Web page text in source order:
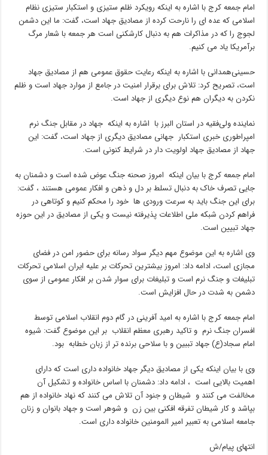
امام جمعه کرج با اشاره به اینکه رویکرد ظلم ستیزی و استکبار ستیزی نظام
اسلامی که عده ای را نارحت کرده از مصادیق جهاد است، گفت: ما این دشمن
لجوج را که در مذاکرات هم به دنبال کارشکنی است هر جمعه با شعار مرگ
برآمریکا یاد می کنیم.
حسینی‌همدانی با اشاره به اینکه رعایت حقوق عمومی هم از مصادیق جهاد
است، تصریح کرد: تلاش برای برقرار امنیت در جامع از موارد جهاد است و ظلم
نکردن به دیگران هم نوع دیگری از جهاد است.
نماینده ولی‌فقیه در استان البرز با اشاره به اینکه جهاد در مقابل جنگ نرم
امپراطوری خبری استکبار جهانی مصادیق دیگری از جهاد است، گفت: این
جهاد از مصادیق جهاد اولویت دار در شرایط کنونی است.
امام جمعه کرج با بیان اینکه امروز صحنه جنگ عوض شده است و دشمنان به
جایی تصرف خاک به دنبال تسلط بر دل و ذهن و افکار عمومی هستند ، گفت:
برای این جنگ باید به سرعت ورودی ها خود را محکم کنیم و کوتاهی در
فراهم کردن شبکه ملی اطلاعات پذیرفته نیست و یکی از مصادیق در این حوزه
جهاد تبیین است.
وی اشاره به این موضوع مهم دیگر سواد رسانه برای حضور امن در فضای
مجازی است، ادامه داد: امروز بیشترین تحرکات بر علیه ایران اسلامی تحرکات
تبلیغات و جنگ نرم است و تبلیغات برای سوار شدن بر افکار عمومی از سوی
دشمن به شدت در حال افزایش است.
امام جمعه کرج با اشاره به امید آفرینی در گام دوم انقلاب اسلامی توسط
افسران جنگ نرم و تاکید رهبری معظم انقلاب بر این موضوع گفت: شیوه
امام سجاد(ع) جهاد تببین و با سلاحی برنده تر از زبان خطابه بود.
وی با بیان اینکه یکی از مصادیق دیگر جهاد خانواده داری است که دارای
اهمیت بالایی است ، ادامه داد: دشمنان با اساس خانواده و تشکیل آن
مخالفت می کنند و شیطان و جنود آن تلاش می کنند که نهاد خانواده از هم
بپاشد و کار شیطان تفرقه افکنی بین زن و شوهر است و جهاد بانوان و زنان
جامعه اسلامی به تعبیر امیر المومنین خانواده داری است.
انتهای پیام/ش